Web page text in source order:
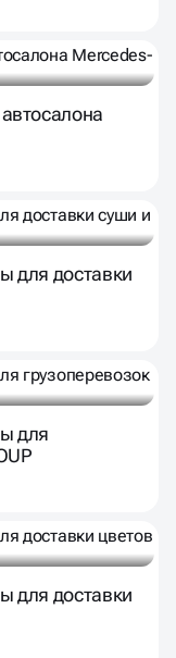
для доставки
для
для доставки